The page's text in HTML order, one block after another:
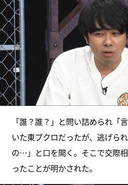
「誰？誰？」と問い詰められ「
いた東ブクロだったが、逃げら
の…」と口を開く。そこで交際
ったことが明かされた。